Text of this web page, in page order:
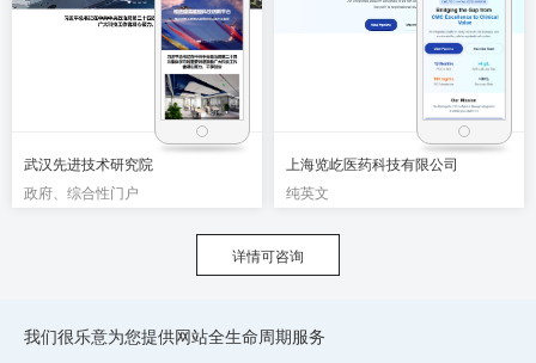
武汉先进技术研究院
政府、综合性门户
上海览屹医药科技有限公司
纯英文
详情可咨询
我们很乐意为您提供网站全生命周期服务